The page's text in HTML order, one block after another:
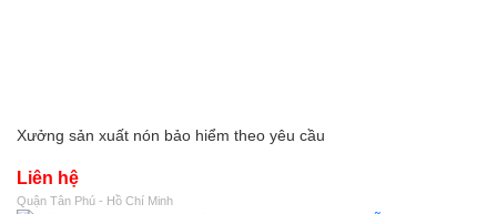
Xưởng sản xuất nón bảo hiểm theo yêu cầu
Liên hệ
Quận Tân Phú - Hồ Chí Minh